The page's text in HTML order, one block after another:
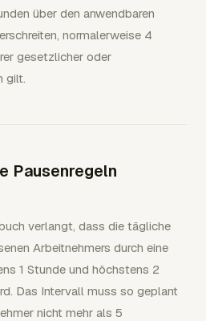
über den anwendbaren
normalerweise 4
gesetzlicher oder
gilt.
Pausenregeln
verlangt, dass die tägliche
Arbeitnehmers durch eine
1 Stunde und höchstens 2
Das Intervall muss so geplant
nicht mehr als 5